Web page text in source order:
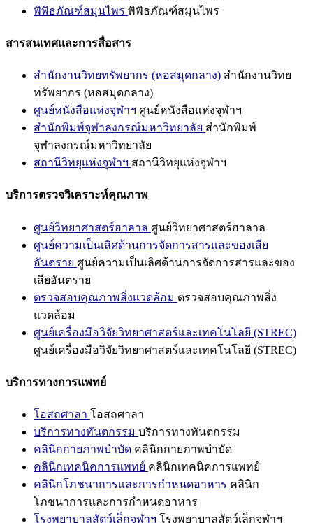
พิพิธภัณฑ์สมุนไพร พิพิธภัณฑ์สมุนไพร
สารสนเทศและการสื่อสาร
สำนักงานวิทยทรัพยากร (หอสมุดกลาง) สำนักงานวิทย
ทรัพยากร (หอสมุดกลาง)
ศูนย์หนังสือแห่งจุฬาฯ ศูนย์หนังสือแห่งจุฬาฯ
สำนักพิมพ์จุฬาลงกรณ์มหาวิทยาลัย สำนักพิมพ์
จุฬาลงกรณ์มหาวิทยาลัย
สถานีวิทยุแห่งจุฬาฯ สถานีวิทยุแห่งจุฬาฯ
บริการตรวจวิเคราะห์คุณภาพ
ศูนย์วิทยาศาสตร์ฮาลาล ศูนย์วิทยาศาสตร์ฮาลาล
ศูนย์ความเป็นเลิศด้านการจัดการสารและของเสีย
อันตราย ศูนย์ความเป็นเลิศด้านการจัดการสารและของ
เสียอันตราย
ตรวจสอบคุณภาพสิ่งแวดล้อม ตรวจสอบคุณภาพสิ่ง
แวดล้อม
ศูนย์เครื่องมือวิจัยวิทยาศาสตร์และเทคโนโลยี (STREC)
ศูนย์เครื่องมือวิจัยวิทยาศาสตร์และเทคโนโลยี (STREC)
บริการทางการแพทย์
โอสถศาลา โอสถศาลา
บริการทางทันตกรรม บริการทางทันตกรรม
คลินิกกายภาพบำบัด คลินิกกายภาพบำบัด
คลินิกเทคนิคการแพทย์ คลินิกเทคนิคการแพทย์
คลินิกโภชนาการและการกำหนดอาหาร คลินิก
โภชนาการและการกำหนดอาหาร
โรงพยาบาลสัตว์เล็กจุฬาฯ โรงพยาบาลสัตว์เล็กจุฬาฯ